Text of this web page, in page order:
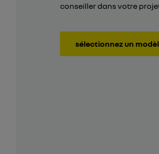
conseiller dans votre
sélectionnez un